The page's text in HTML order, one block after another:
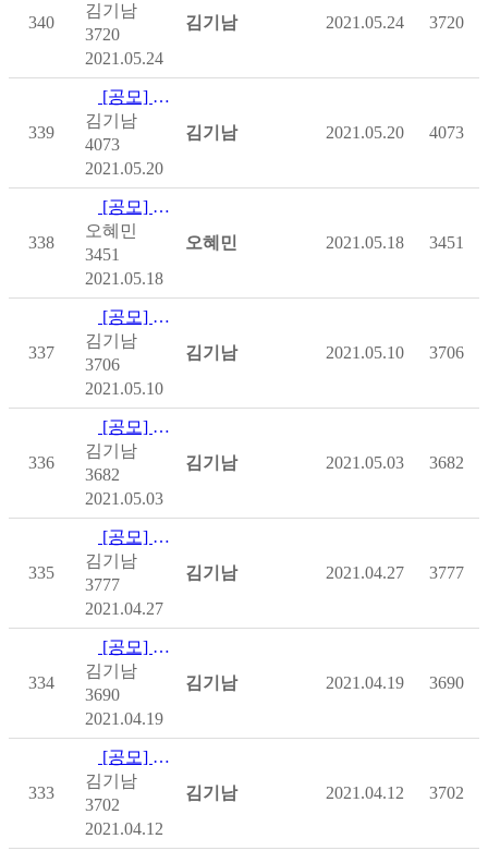
340
김기남
3720
2021.05.24
김기남 2021.05.24 3720
339
[공모] [사회복지공동모금회] 온라인배분사업
김기남
4073
2021.05.20
김기남 2021.05.20 4073
338
[공모] 자세보조방석 보급 참여자 공모
오혜민
3451
2021.05.18
오혜민 2021.05.18 3451
337
[공모] [사회복지공동모금회] 온라인배분사업 - 강원
김기남
3706
2021.05.10
김기남 2021.05.10 3706
336
[공모] [사회복지공동모금회] 온라인배분사업 - 충남
김기남
3682
2021.05.03
김기남 2021.05.03 3682
335
[공모] [사회복지공동모금회] 온라인배분사업 - 광주
김기남
3777
2021.04.27
김기남 2021.04.27 3777
334
[공모] [사회복지공동모금회] 온라인배분사업 - 충남, 제주
김기남
3690
2021.04.19
김기남 2021.04.19 3690
333
[공모] [사회복지공동모금회] 온라인배분사업 - 제주, 대전, …
김기남
3702
2021.04.12
김기남 2021.04.12 3702